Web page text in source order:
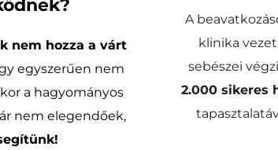
nem hozza a várt
egyszerűen nem
a hagyományos
A
klinika
sebészei
2.000 sikeres